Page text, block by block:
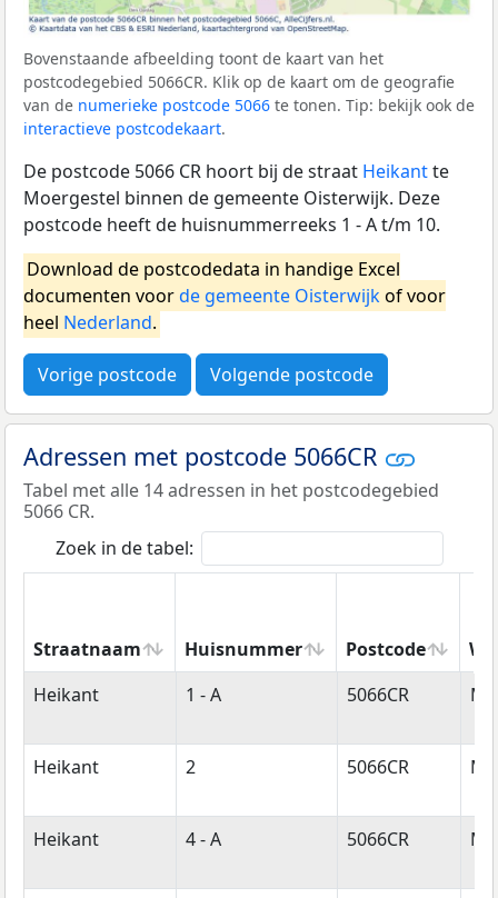
Bovenstaande afbeelding toont de kaart van het
postcodegebied 5066CR. Klik op de kaart om de geografie
van de numerieke postcode 5066 te tonen. Tip: bekijk ook de
interactieve postcodekaart.
De postcode 5066 CR hoort bij de straat Heikantte
Moergestel binnen de gemeente Oisterwijk. Deze
postcode heeft de huisnummerreeks 1 - A t/m 10.
Download de postcodedata in handige Excel
documenten voorde gemeente Oisterwijkof voor
heel Nederland.
Vorige postcode Volgende postcode
Adressen met postcode 5066CR
Tabel met alle 14 adressen in het postcodegebied
5066 CR.
Zoek in de tabel:
Straatnaam Huisnummer Postcode
Straatnaam
Huisnummer Postcode
Heikant 1 - A 5066CR
Heikant 2 5066CR
Heikant 4 - A 5066CR